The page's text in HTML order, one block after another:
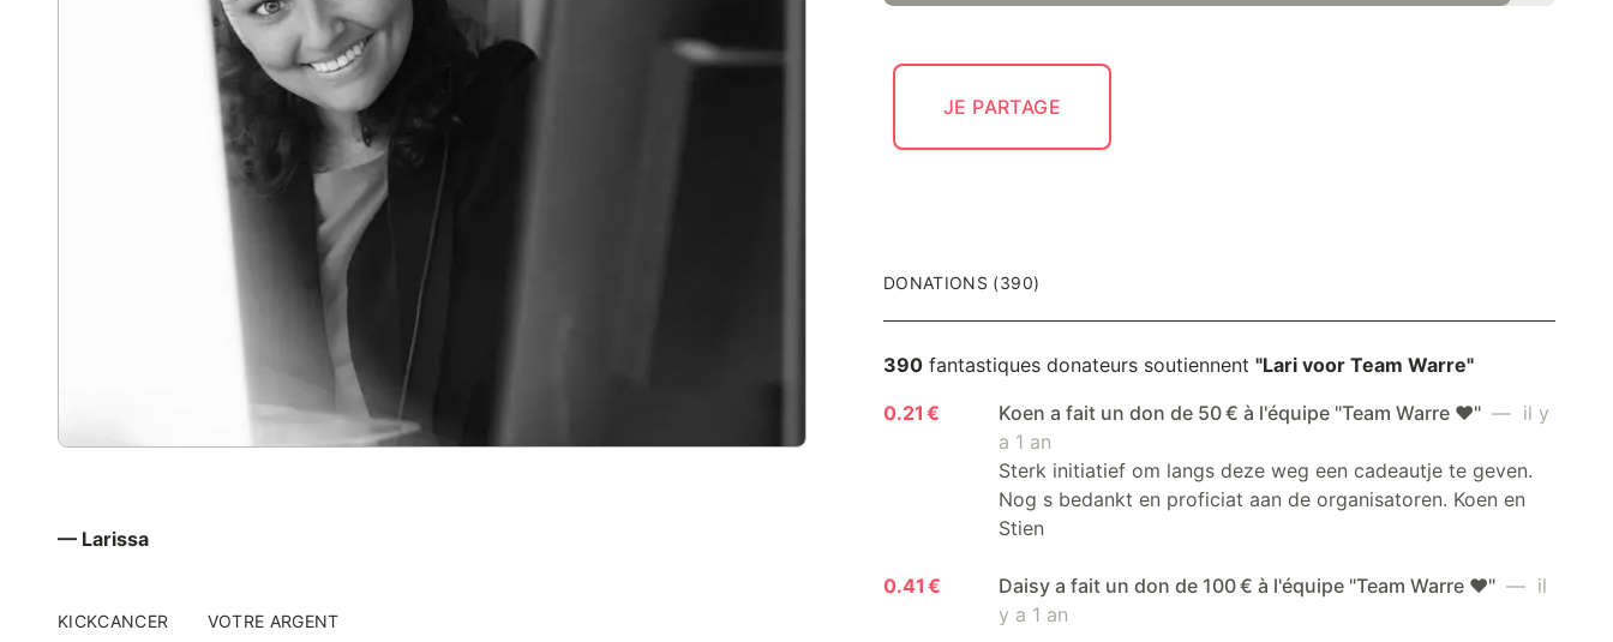
JE PARTAGE
— Larissa
KICKCANCER VOTRE ARGENT
DONATIONS (390)
390 fantastiques donateurs soutiennent "Lari voor Team Warre"
0.21 €
Koen a fait un don de 50 € à l'équipe "Team Warre ❤️" — il y
a 1 an
Sterk initiatief om langs deze weg een cadeautje te geven.
Nog s bedankt en proficiat aan de organisatoren. Koen en
Stien
0.41 € Daisy a fait un don de 100 € à l'équipe "Team Warre ❤️" — il
y a 1 an